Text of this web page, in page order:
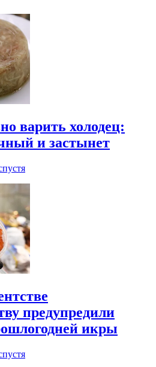
варить холодец:
и застынет
предупредили
икры